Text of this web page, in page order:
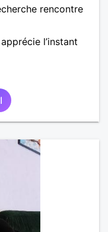
rencontre
l’instant